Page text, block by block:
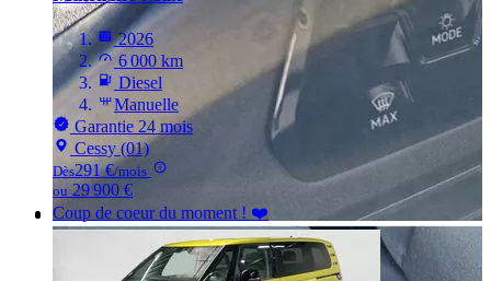
2026
6 000 km
Diesel
Manuelle
Garantie 24 mois
Cessy (01)
Dès291 €/mois
ou 29 900 €
Coup de coeur du moment ! ❤️